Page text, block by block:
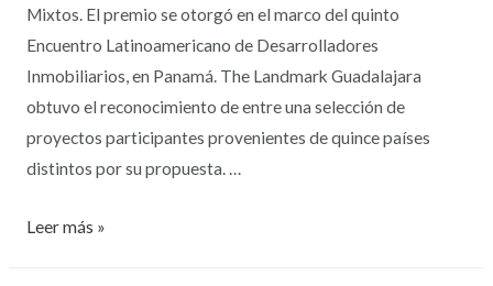
Mixtos. El premio se otorgó en el marco del quinto
Encuentro Latinoamericano de Desarrolladores
Inmobiliarios, en Panamá. The Landmark Guadalajara
obtuvo el reconocimiento de entre una selección de
proyectos participantes provenientes de quince países
distintos por su propuesta. …
Leer más »